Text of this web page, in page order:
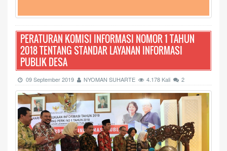
PERATURAN KOMISI INFORMASI NOMOR 1 TAHUN
2018 TENTANG STANDAR LAYANAN INFORMASI
PUBLIK DESA
09 September 2019 NYOMAN SUHARTE 4.178 Kali 2